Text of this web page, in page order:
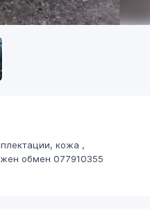
кожа ,
обмен 077910355